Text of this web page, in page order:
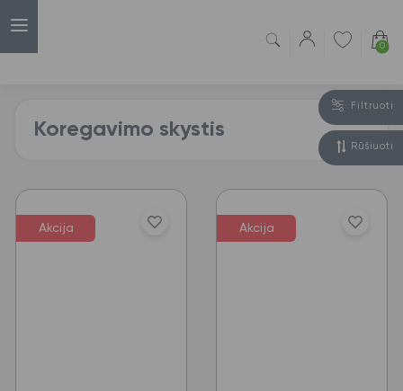
0
Filtruoti
Rūšiuoti
Koregavimo skystis
Akcija Akcija